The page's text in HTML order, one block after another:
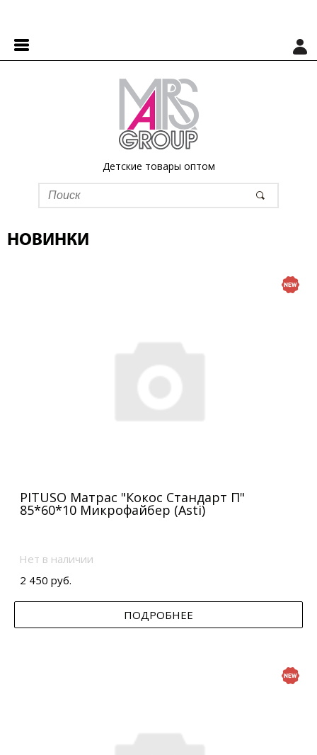
Детские товары оптом
НОВИНКИ
PITUSO Матрас "Кокос Стандарт П"
85*60*10 Микрофайбер (Asti)
Нет в наличии
2 450 руб.
ПОДРОБНЕЕ